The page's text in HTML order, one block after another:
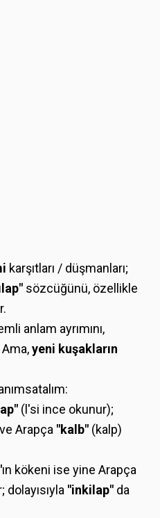
karşıtları / düşmanları;
sözcüğünü, özellikle
anlam ayrımını,
Ama,yeni kuşakların
(l'si ince okunur);
Arapça "kalb" (kalp)
ın kökeni ise yine Arapça
dolayısıyla "inkilap" da